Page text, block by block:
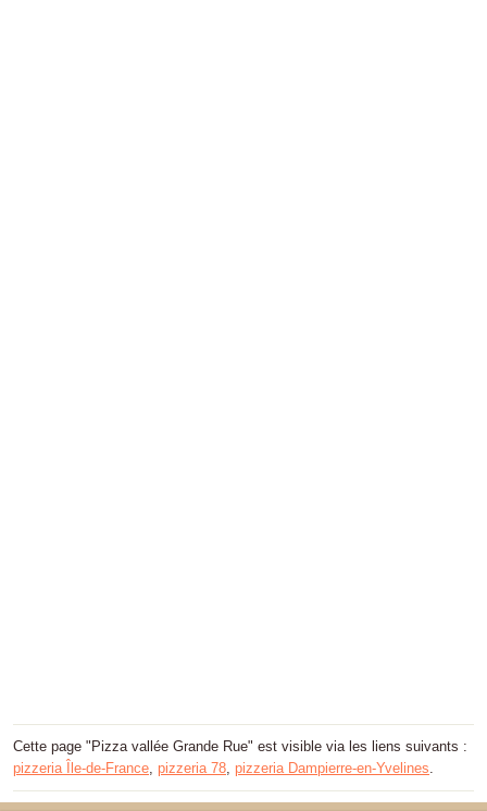
Cette page "Pizza vallée Grande Rue" est visible via les liens suivants :
pizzeria Île-de-France, pizzeria 78, pizzeria Dampierre-en-Yvelines.